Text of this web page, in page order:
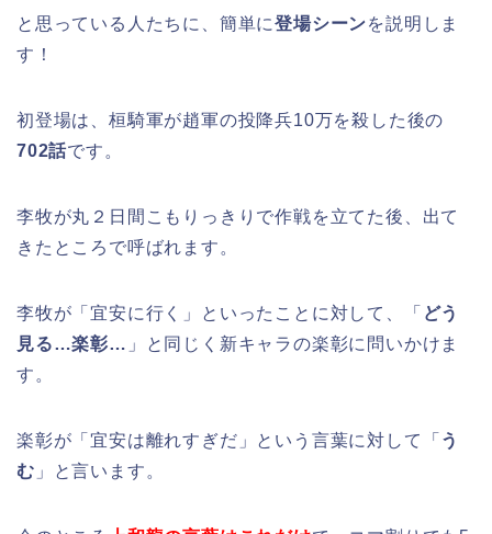
と思っている人たちに、簡単に登場シーンを説明しま
す！
初登場は、桓騎軍が趙軍の投降兵10万を殺した後の
702話です。
李牧が丸２日間こもりっきりで作戦を立てた後、出て
きたところで呼ばれます。
李牧が「宜安に行く」といったことに対して、「 どう
見る…楽彰… 」と同じく新キャラの楽彰に問いかけま
す。
楽彰が「宜安は離れすぎだ」という言葉に対して「 う
む 」と言います。